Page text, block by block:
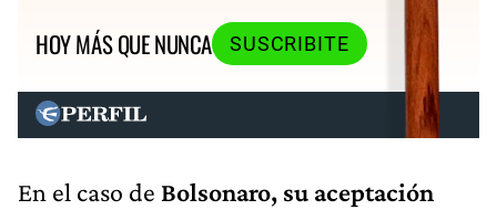
HOY MÁS QUE NUNCA
SUSCRIBITE
En el caso de Bolsonaro, su aceptación